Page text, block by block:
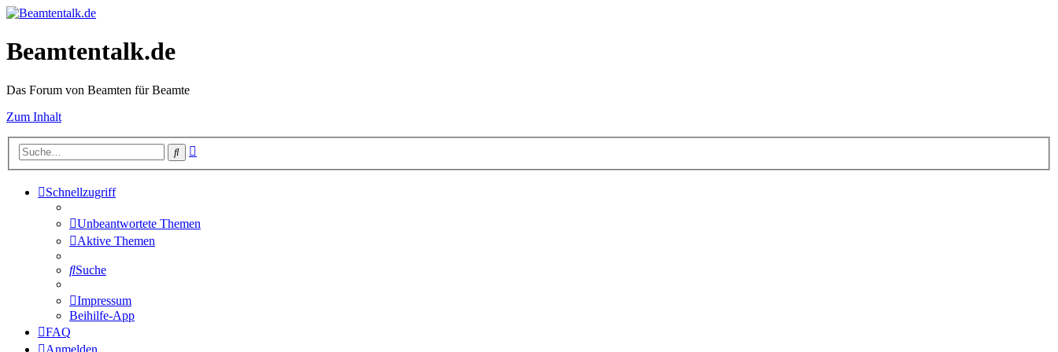
Beamtentalk.de
Das Forum von Beamten für Beamte
Zum Inhalt
Suche
Schnellzugriff
Unbeantwortete Themen
Aktive Themen
Suche
Impressum
Beihilfe-App
FAQ